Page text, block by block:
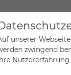
unserer
zwingend
Nutzererfahrung